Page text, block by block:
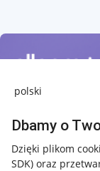
Dbamy o
Dzięki plikom
SDK) oraz